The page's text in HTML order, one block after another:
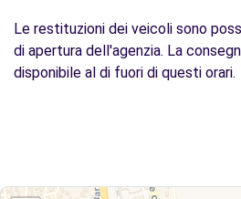
Le restituzioni dei veicoli sono
di apertura dell'agenzia. La
disponibile al di fuori di questi orari.